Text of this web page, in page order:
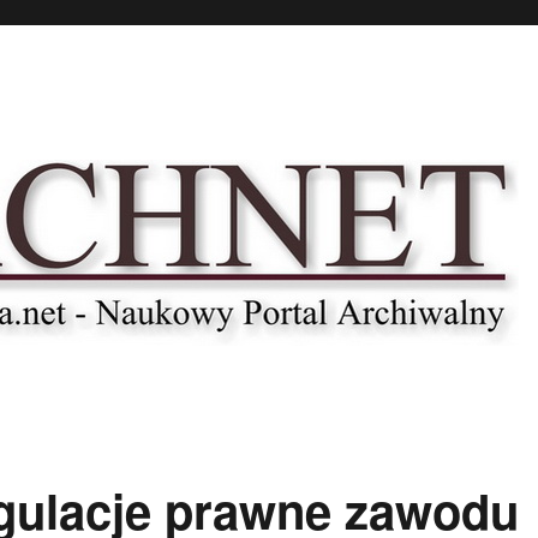
prawne zawodu